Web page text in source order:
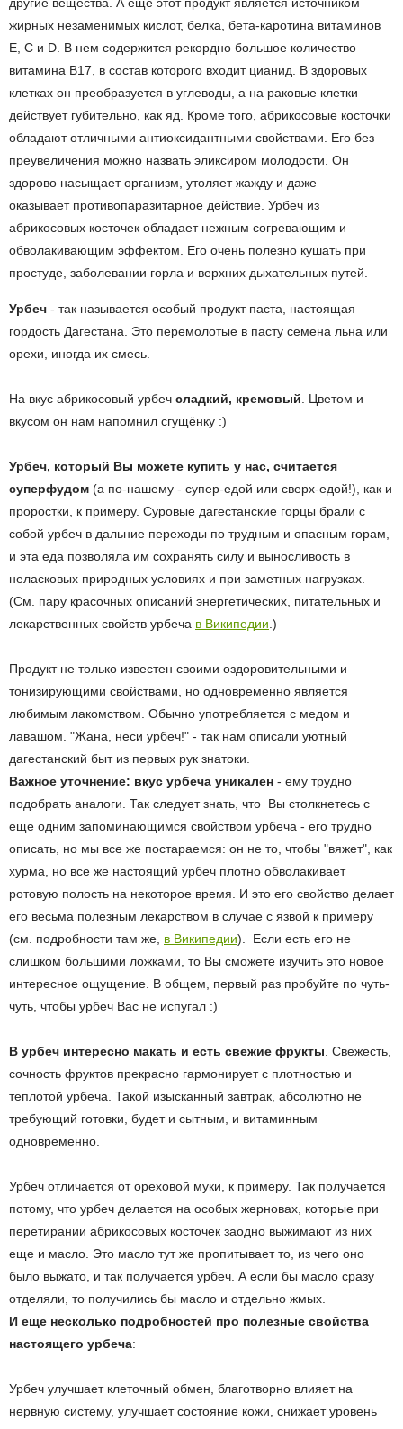
жирных незаменимых кислот, белка, бета-каротина витаминов
Е, С и D. В нем содержится рекордно большое количество
витамина В17, в состав которого входит цианид. В здоровых
клетках он преобразуется в углеводы, а на раковые клетки
действует губительно, как яд. Кроме того, абрикосовые косточки
обладают отличными антиоксидантными свойствами. Его без
преувеличения можно назвать эликсиром молодости. Он
здорово насыщает организм, утоляет жажду и даже
оказывает противопаразитарное действие. Урбеч из
абрикосовых косточек обладает нежным согревающим и
обволакивающим эффектом. Его очень полезно кушать при
простуде, заболевании горла и верхних дыхательных путей.
Урбеч - так называется особый продукт паста, настоящая
гордость Дагестана. Это перемолотые в пасту семена льна или
орехи, иногда их смесь.
На вкус абрикосовый урбеч сладкий, кремовый . Цветом и
вкусом он нам напомнил сгущёнку :)
Урбеч, который Вы можете купить у нас, считается
суперфудом (а по-нашему - супер-едой или сверх-едой!), как и
проростки, к примеру. Суровые дагестанские горцы брали с
собой урбеч в дальние переходы по трудным и опасным горам,
и эта еда позволяла им сохранять силу и выносливость в
неласковых природных условиях и при заметных нагрузках.
(См. пару красочных описаний энергетических, питательных и
лекарственных свойств урбеча в Википедии .)
Продукт не только известен своими оздоровительными и
тонизирующими свойствами, но одновременно является
любимым лакомством. Обычно употребляется с медом и
лавашом. "Жана, неси урбеч!" - так нам описали уютный
дагестанский быт из первых рук знатоки.
Важное уточнение: вкус урбеча уникален - ему трудно
подобрать аналоги. Так следует знать, что Вы столкнетесь с
еще одним запоминающимся свойством урбеча - его трудно
описать, но мы все же постараемся: он не то, чтобы "вяжет", как
хурма, но все же настоящий урбеч плотно обволакивает
ротовую полость на некоторое время. И это его свойство делает
его весьма полезным лекарством в случае с язвой к примеру
(см. подробности там же, в Википедии). Если есть его не
слишком большими ложками, то Вы сможете изучить это новое
интересное ощущение. В общем, первый раз пробуйте по чуть-
чуть, чтобы урбеч Вас не испугал :)
В урбеч интересно макать и есть свежие фрукты . Свежесть,
сочность фруктов прекрасно гармонирует с плотностью и
теплотой урбеча. Такой изысканный завтрак, абсолютно не
требующий готовки, будет и сытным, и витаминным
одновременно.
Урбеч отличается от ореховой муки, к примеру. Так получается
потому, что урбеч делается на особых жерновах, которые при
перетирании абрикосовых косточек заодно выжимают из них
еще и масло. Это масло тут же пропитывает то, из чего оно
было выжато, и так получается урбеч. А если бы масло сразу
отделяли, то получились бы масло и отдельно жмых.
И еще несколько подробностей про полезные свойства
настоящего урбеча:
Урбеч улучшает клеточный обмен, благотворно влияет на
нервную систему, улучшает состояние кожи, снижает уровень